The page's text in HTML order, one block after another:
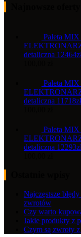
Paleta MIX
detaliczna
Paleta MIX
detaliczna
Paleta MIX
detaliczna
Najczęstsze
zwrotów
Czy warto
Jakie produkty z
Czym są zwroty